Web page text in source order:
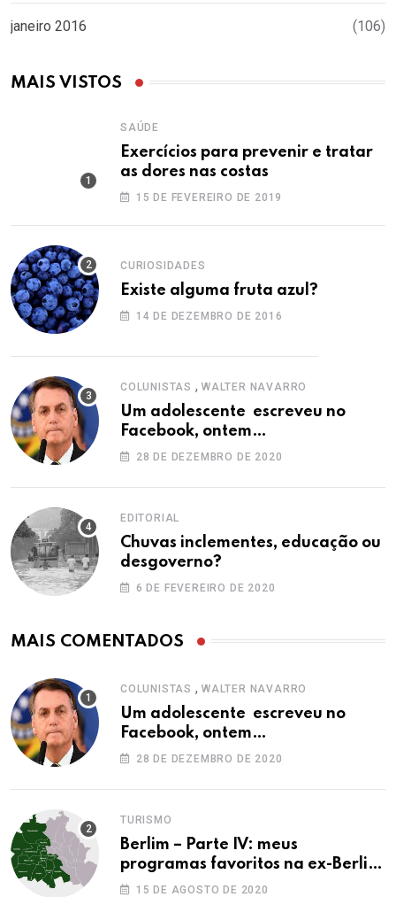
janeiro 2016 (106)
MAIS VISTOS
SAÚDE
Exercícios para prevenir e tratar
as dores nas costas
15 DE FEVEREIRO DE 2019
CURIOSIDADES
Existe alguma fruta azul?
14 DE DEZEMBRO DE 2016
COLUNISTAS , WALTER NAVARRO
Um adolescente escreveu no
Facebook, ontem…
28 DE DEZEMBRO DE 2020
EDITORIAL
Chuvas inclementes, educação ou
desgoverno?
6 DE FEVEREIRO DE 2020
MAIS COMENTADOS
COLUNISTAS , WALTER NAVARRO
Um adolescente escreveu no
Facebook, ontem…
28 DE DEZEMBRO DE 2020
TURISMO
Berlim – Parte IV: meus
programas favoritos na ex-Berlim
Ocidental
15 DE AGOSTO DE 2020